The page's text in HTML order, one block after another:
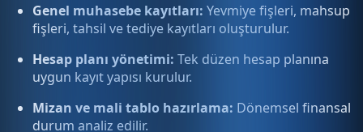
Genel muhasebe kayıtları: Yevmiye fişleri, mahsup
fişleri, tahsil ve tediye kayıtları oluşturulur.
Hesap planı yönetimi: Tek düzen hesap planına
uygun kayıt yapısı kurulur.
Mizan ve mali tablo hazırlama: Dönemsel finansal
durum analiz edilir.